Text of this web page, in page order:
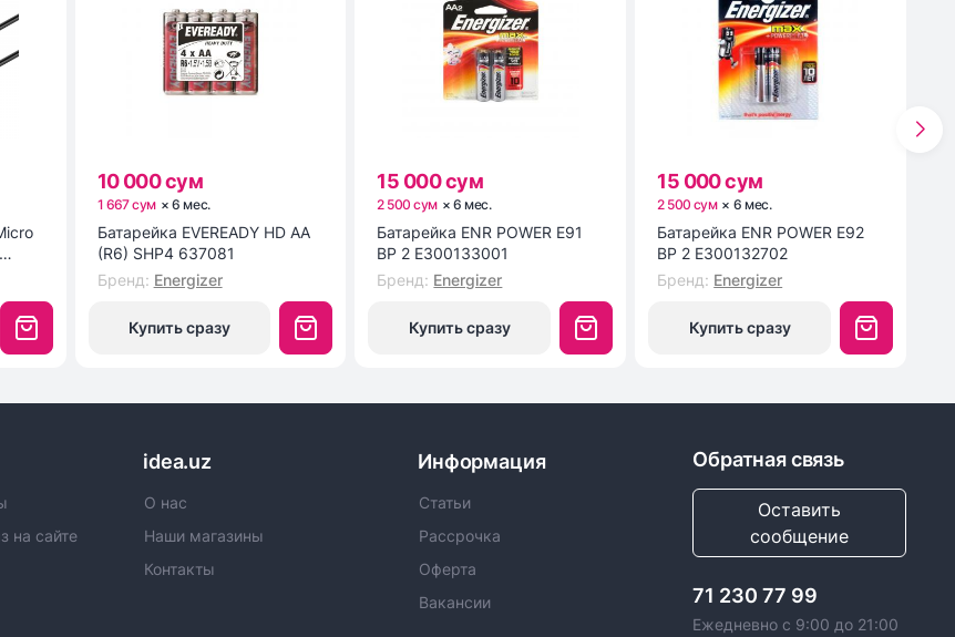
10 000 сум
1 667 сум ×6 мес.
Батарейка EVEREADY HD AA
(R6) SHP4 637081
Бренд: Energizer
Купить сразу
15 000 сум
2 500 сум × 6 мес.
Батарейка ENR POWER E91
BP 2 E300133001
Бренд: Energizer
Купить сразу
15 000 сум
2 500 сум × 6 мес.
Батарейка ENR POWER E92
BP 2 E300132702
Бренд: Energizer
Купить сразу
на сайте
idea.uz
О нас
Наши магазины
Контакты
Информация
Статьи
Рассрочка
Оферта
Вакансии
Обратная связь
Оставить
сообщение
71 230 77 99
Ежедневно с 9:00 до 21:00